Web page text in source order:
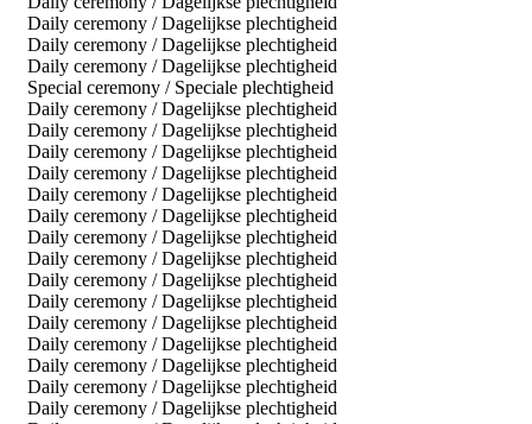
Daily ceremony / Dagelijkse plechtigheid
Daily ceremony / Dagelijkse plechtigheid
Daily ceremony / Dagelijkse plechtigheid
Special ceremony / Speciale plechtigheid
Daily ceremony / Dagelijkse plechtigheid
Daily ceremony / Dagelijkse plechtigheid
Daily ceremony / Dagelijkse plechtigheid
Daily ceremony / Dagelijkse plechtigheid
Daily ceremony / Dagelijkse plechtigheid
Daily ceremony / Dagelijkse plechtigheid
Daily ceremony / Dagelijkse plechtigheid
Daily ceremony / Dagelijkse plechtigheid
Daily ceremony / Dagelijkse plechtigheid
Daily ceremony / Dagelijkse plechtigheid
Daily ceremony / Dagelijkse plechtigheid
Daily ceremony / Dagelijkse plechtigheid
Daily ceremony / Dagelijkse plechtigheid
Daily ceremony / Dagelijkse plechtigheid
Daily ceremony / Dagelijkse plechtigheid